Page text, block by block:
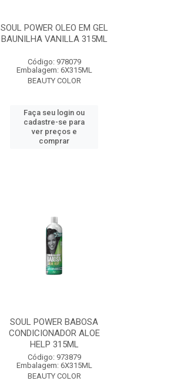
SOUL POWER OLEO EM GEL
BAUNILHA VANILLA 315ML
Código: 978079
Embalagem: 6X315ML
BEAUTY COLOR
Faça seu login ou
cadastre-se para
ver preços e
comprar
SOUL POWER BABOSA
CONDICIONADOR ALOE
HELP 315ML
Código: 973879
Embalagem: 6X315ML
BEAUTY COLOR